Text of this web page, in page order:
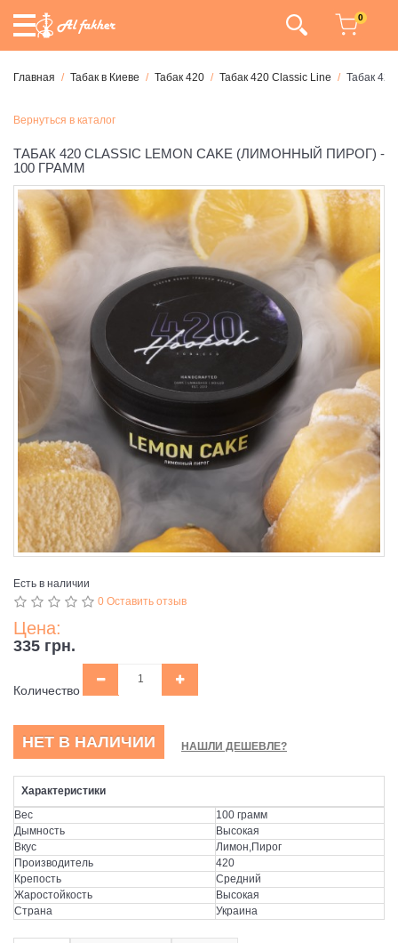
0
Главная Табак в Киеве Табак 420 Табак 420 Classic Line Табак
Вернуться в каталог
ТАБАК 420 CLASSIC LEMON CAKE (ЛИМОННЫЙ ПИРОГ) -
100 ГРАММ
Есть в наличии
0 Оставить отзыв
Цена:
335 грн.
Количество
НЕТ В НАЛИЧИИ НАШЛИ ДЕШЕВЛЕ?
Характеристики
Вес
100 грамм
Дымность
Высокая
Вкус
Лимон,Пирог
Производитель
420
Крепость
Средний
Жаростойкость
Высокая
Страна
Украина